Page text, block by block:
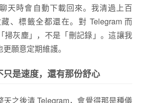
天時會自動下載回來。我清過上百
、標籤全都還在。對 Telegram 而
掃灰塵」，不是「刪記錄」。這讓我
願意定期維護。
是速度，還有那份舒心
天之後清 Telegram，會覺得那是種儀